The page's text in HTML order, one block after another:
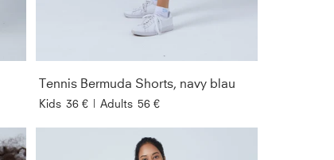
Tennis Bermuda Shorts, navy blau
Kids 36 € | Adults 56 €